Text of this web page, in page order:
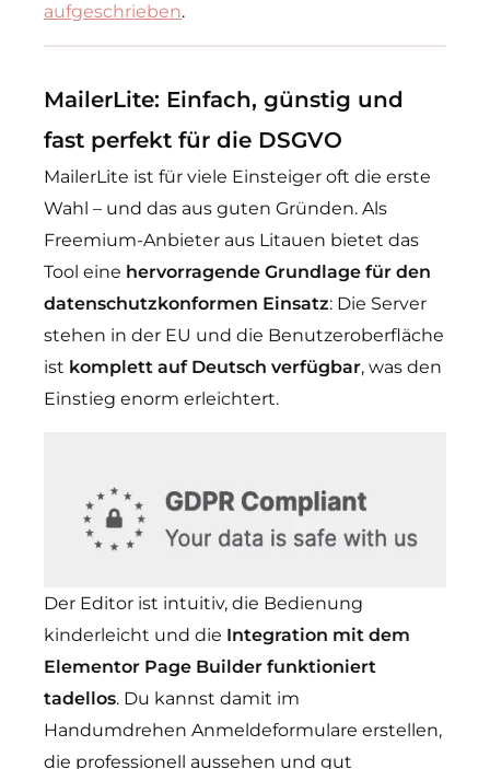
aufgeschrieben.
MailerLite: Einfach, günstig und
fast perfekt für die DSGVO
MailerLite ist für viele Einsteiger oft die erste
Wahl – und das aus guten Gründen. Als
Freemium-Anbieter aus Litauen bietet das
Tool eine hervorragende Grundlage für den
datenschutzkonformen Einsatz: Die Server
stehen in der EU und die Benutzeroberfläche
ist komplett auf Deutsch verfügbar, was den
Einstieg enorm erleichtert.
Der Editor ist intuitiv, die Bedienung
kinderleicht und die Integration mit dem
Elementor Page Builder funktioniert
tadellos. Du kannst damit im
Handumdrehen Anmeldeformulare erstellen,
die professionell aussehen und gut